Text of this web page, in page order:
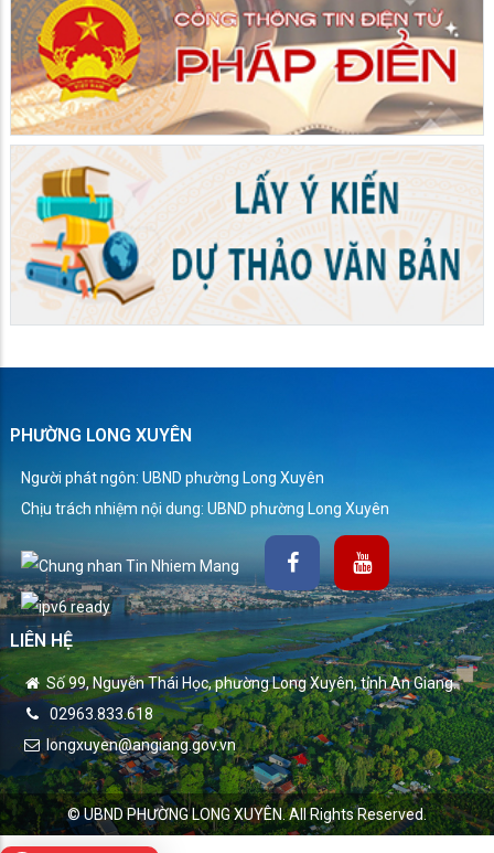
PHƯỜNG LONG XUYÊN
Người phát ngôn: UBND phường Long Xuyên
Chịu trách nhiệm nội dung: UBND phường Long Xuyên
LIÊN HỆ
Số 99, Nguyễn Thái Học, phường Long Xuyên, tỉnh An Giang.
02963.833.618
longxuyen@angiang.gov.vn
© UBND PHƯỜNG LONG XUYÊN. All Rights Reserved.